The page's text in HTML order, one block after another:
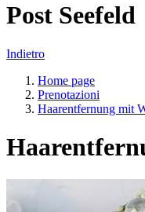
Post Seefeld
Indietro
Home page
Prenotazioni
Haarentfernung mit